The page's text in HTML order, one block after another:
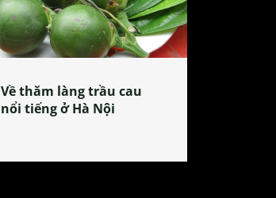
Về thăm làng trầu cau
nổi tiếng ở Hà Nội